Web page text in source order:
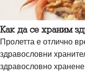
Kак да се храним
Пролетта е отлично
здравословни
здравословно